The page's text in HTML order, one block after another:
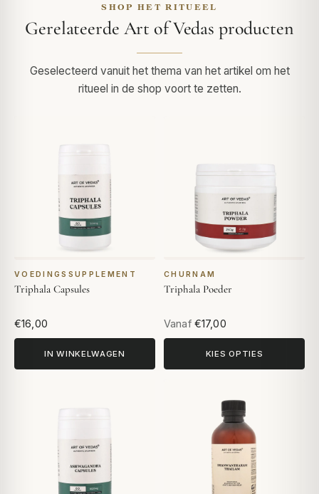
SHOP HET RITUEEL
Gerelateerde Art of Vedas producten
Geselecteerd vanuit het thema van het artikel om het
ritueel in de shop voort te zetten.
VOEDINGSSUPPLEMENT
Triphala Capsules
€16,00
IN WINKELWAGEN
CHURNAM
Triphala Poeder
Vanaf €17,00
KIES OPTIES